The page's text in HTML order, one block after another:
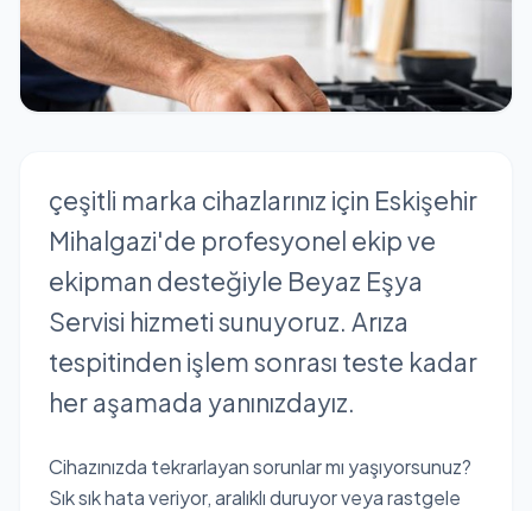
çeşitli marka cihazlarınız için Eskişehir
Mihalgazi'de profesyonel ekip ve
ekipman desteğiyle Beyaz Eşya
Servisi hizmeti sunuyoruz. Arıza
tespitinden işlem sonrası teste kadar
her aşamada yanınızdayız.
Cihazınızda tekrarlayan sorunlar mı yaşıyorsunuz?
Sık sık hata veriyor, aralıklı duruyor veya rastgele